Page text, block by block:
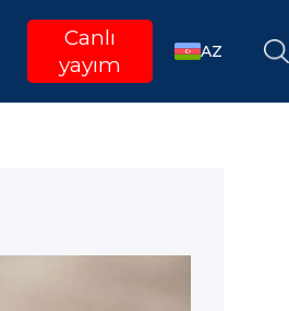
Canlı
yayım
AZ